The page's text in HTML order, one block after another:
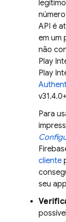
API é
em um
não
Play
Play
Para
cliente
seu